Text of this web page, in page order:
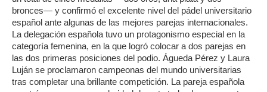
bronces— y confirmó el excelente nivel del pádel universitario
español ante algunas de las mejores parejas internacionales.
La delegación española tuvo un protagonismo especial en la
categoría femenina, en la que logró colocar a dos parejas en
las dos primeras posiciones del podio. Águeda Pérez y Laura
Luján se proclamaron campeonas del mundo universitarias
tras completar una brillante competición. La pareja española